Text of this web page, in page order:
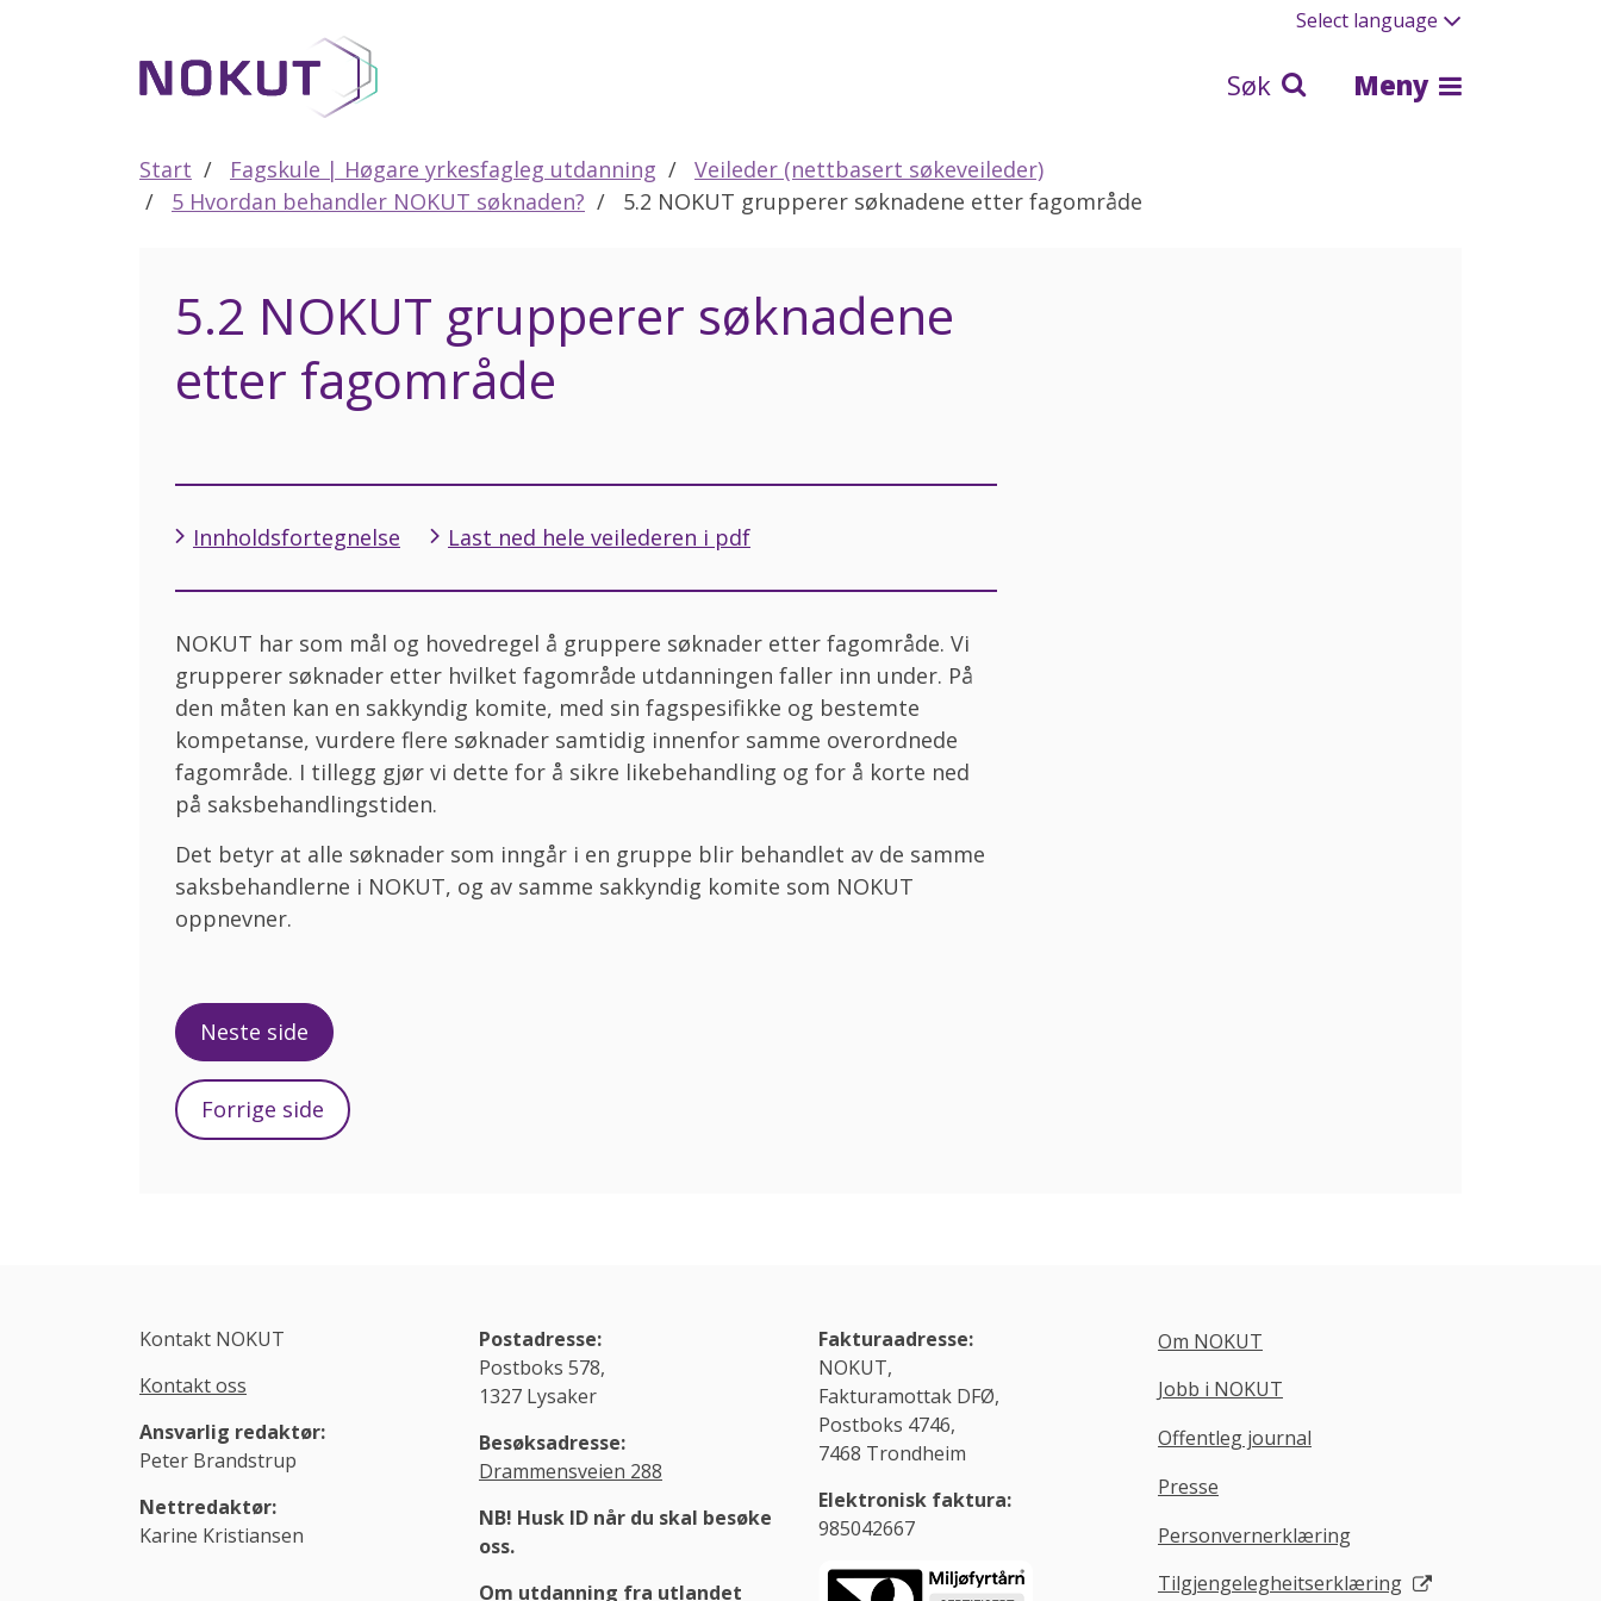
Select language
Søk Meny
Start Fagskule | Høgare yrkesfagleg utdanning
Veileder (nettbasert søkeveileder)
5 Hvordan behandler NOKUT søknaden?
5.2 NOKUT grupperer søknadene etter fagområde
5.2 NOKUT grupperer søknadene
etter fagområde
Innholdsfortegnelse Last ned hele veilederen i pdf
NOKUT har som mål og hovedregel å gruppere søknader etter fagområde. Vi
grupperer søknader etter hvilket fagområde utdanningen faller inn under. På
den måten kan en sakkyndig komite, med sin fagspesifikke og bestemte
kompetanse, vurdere flere søknader samtidig innenfor samme overordnede
fagområde. I tillegg gjør vi dette for å sikre likebehandling og for å korte ned
på saksbehandlingstiden.
Det betyr at alle søknader som inngår i en gruppe blir behandlet av de samme
saksbehandlerne i NOKUT, og av samme sakkyndig komite som NOKUT
oppnevner.
Neste side
Forrige side
Kontakt NOKUT
Kontakt oss
Ansvarlig redaktør:
Peter Brandstrup
Nettredaktør:
Karine Kristiansen
Postadresse:
Postboks 578,
1327 Lysaker
Besøksadresse:
Drammensveien 288
NB! Husk ID når du skal besøke
oss.
Om utdanning fra utlandet
Fakturaadresse:
NOKUT,
Fakturamottak DFØ,
Postboks 4746,
7468 Trondheim
Elektronisk faktura:
985042667
Om NOKUT
Jobb i NOKUT
Offentleg journal
Presse
Personvernerklæring
Tilgjengelegheitserklæring